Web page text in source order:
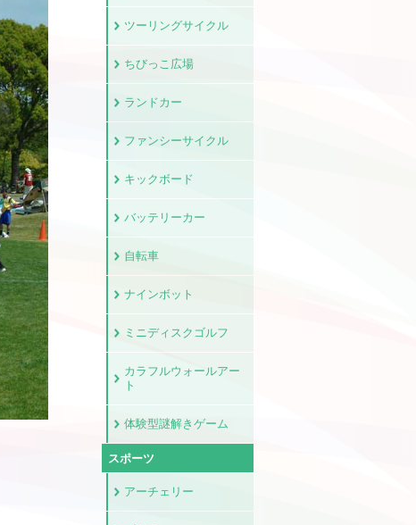
ツーリングサイクル
ちびっこ広場
ランドカー
ファンシーサイクル
キックボード
バッテリーカー
自転車
ナインボット
ミニディスクゴルフ
カラフルウォールアー
ト
体験型謎解きゲーム
スポーツ
アーチェリー